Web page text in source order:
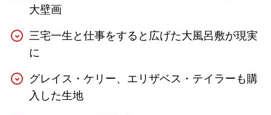
大壁画
三宅一生と仕事をすると広げた大風呂敷が現実
に
グレイス・ケリー、エリザベス・テイラーも購
入した生地